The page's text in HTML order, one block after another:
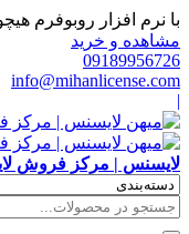
با نرم افزار روبوفرم
مشاهده و خرید
09189956726
info@mihanlicense.com
|
لایسنس | مرکز فروش